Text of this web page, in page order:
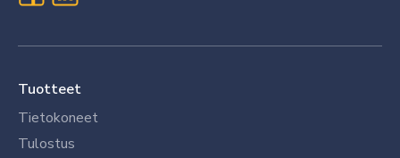
Tuotteet
Tietokoneet
Tulostus